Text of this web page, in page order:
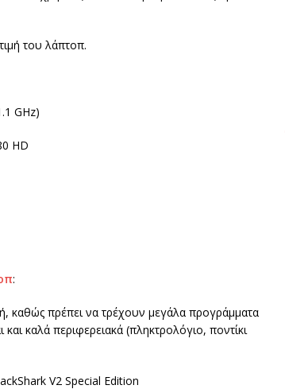
του λάπτοπ.
GHz)
HD
:
καθώς πρέπει να τρέχουν μεγάλα προγράμματα
καλά περιφερειακά (πληκτρολόγιο, ποντίκι
V2 Special Edition